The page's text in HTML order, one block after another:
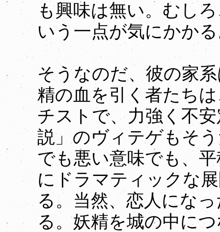
も興味は無い。むし
いう一点が気にかか
そうなのだ、彼の家
精の血を引く者たち
チストで、力強く不
説」のヴィテゲもそ
でも悪い意味でも、
にドラマティックな
る。当然、恋人にな
る。妖精を城の中に